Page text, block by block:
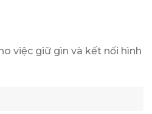
việc giữ gìn và kết nối hình